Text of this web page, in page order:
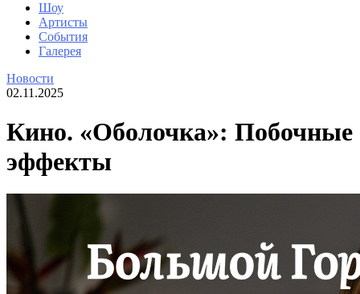
Шоу
Артисты
События
Галерея
Новости
02.11.2025
Кино. «Оболочка»: Побочные
эффекты